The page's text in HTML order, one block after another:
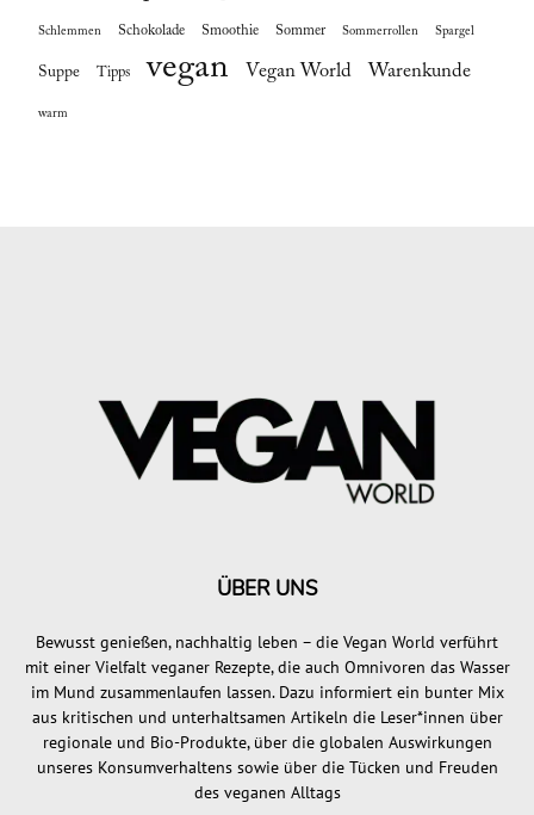
Schlemmen Schokolade Smoothie Sommer Sommerrollen Spargel
Suppe Tipps vegan Vegan World Warenkunde
warm
ÜBER UNS
Bewusst genießen, nachhaltig leben – die Vegan World verführt
mit einer Vielfalt veganer Rezepte, die auch Omnivoren das Wasser
im Mund zusammenlaufen lassen. Dazu informiert ein bunter Mix
aus kritischen und unterhaltsamen Artikeln die Leser*innen über
regionale und Bio-Produkte, über die globalen Auswirkungen
unseres Konsumverhaltens sowie über die Tücken und Freuden
des veganen Alltags